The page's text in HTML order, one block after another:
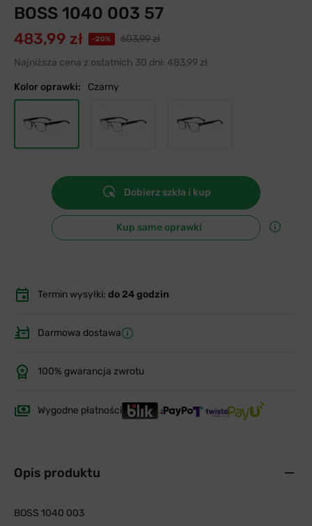
BOSS 1040 003 57
483,99 zł -20%
603,99 zł
Najniższa cena z ostatnich 30 dni: 483,99 zł
Kolor oprawki: Czarny
Dobierz szkła i kup
Kup same oprawki
Termin wysyłki: do 24 godzin
Darmowa dostawa
100% gwarancja zwrotu
Wygodne płatności
Opis produktu
BOSS 1040 003